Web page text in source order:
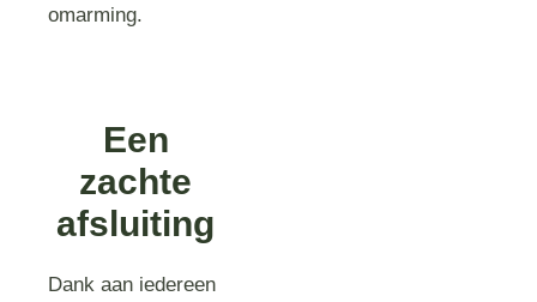
omarming.
Een
zachte
afsluiting
Dank aan iedereen